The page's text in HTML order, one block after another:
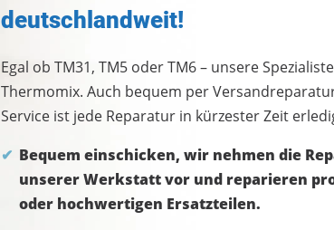
deutschlandweit!
Egal ob TM31, TM5 oder TM6 – unsere
Thermomix. Auch bequem per
Service ist jede Reparatur in kürzester Zeit
Bequem einschicken, wir nehmen die
unserer Werkstatt vor und reparieren
oder hochwertigen Ersatzteilen.